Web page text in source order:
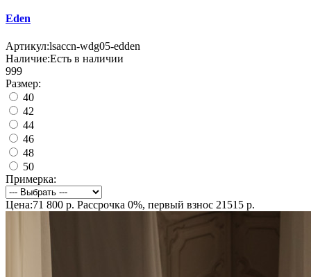
Eden
Артикул:lsaccn-wdg05-edden
Наличие:Есть в наличии
999
Размер:
40
42
44
46
48
50
Примерка:
Цена:71 800 р. Рассрочка 0%, первый взнос 21515 р.